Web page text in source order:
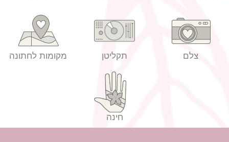
צלם תקליטן מקומות לחתונה
חינה